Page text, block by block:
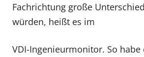
Fachrichtung große
würden, heißt es im
VDI-Ingenieurmonitor. So habe